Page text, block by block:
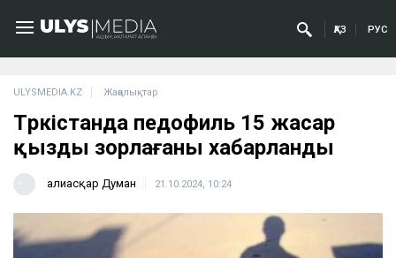
ҚАЗ РУС
ULYSMEDIA.KZ Жаңалықтар
Түркістанда педофиль 15 жасар
қызды зорлағаны хабарланды
Ғалиасқар Думан 21.10.2024, 10:24